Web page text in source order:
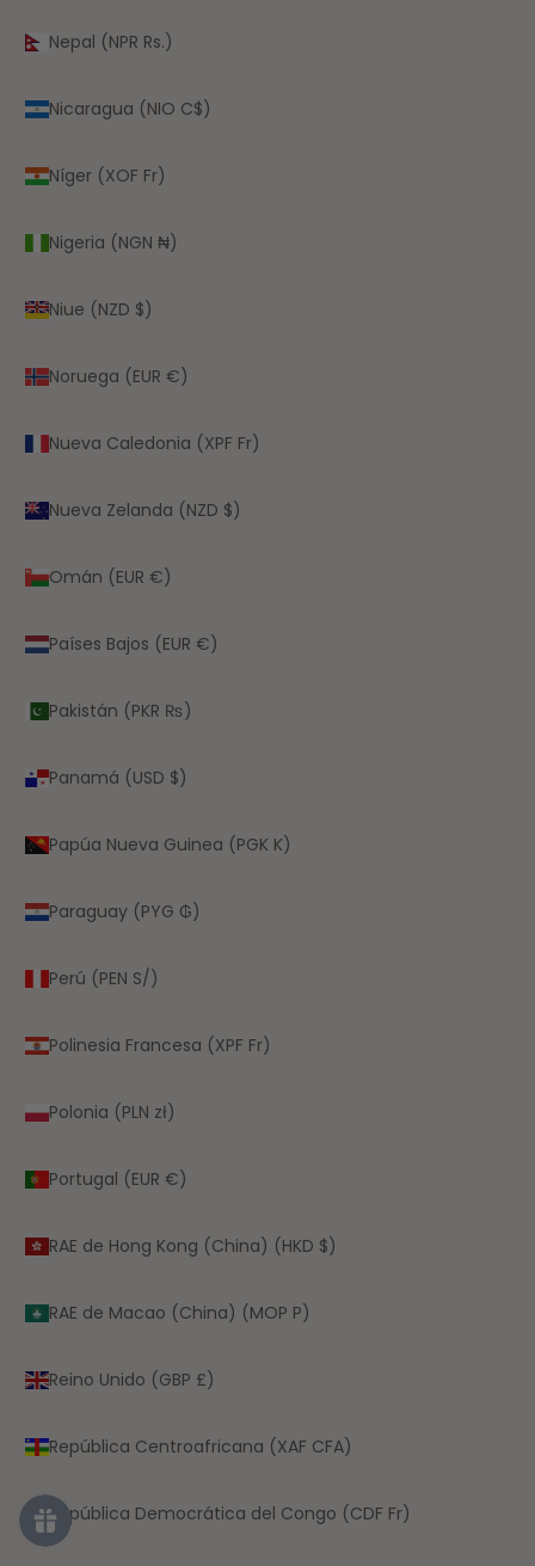
Nepal (NPR Rs.)
Nicaragua (NIO C$)
Níger (XOF Fr)
Nigeria (NGN ₦)
Niue (NZD $)
Noruega (EUR €)
Nueva Caledonia (XPF Fr)
Nueva Zelanda (NZD $)
Omán (EUR €)
Países Bajos (EUR €)
Pakistán (PKR ₨)
Panamá (USD $)
Papúa Nueva Guinea (PGK K)
Paraguay (PYG ₲)
Perú (PEN S/)
Polinesia Francesa (XPF Fr)
Polonia (PLN zł)
Portugal (EUR €)
RAE de Hong Kong (China) (HKD $)
RAE de Macao (China) (MOP P)
Reino Unido (GBP £)
República Centroafricana (XAF CFA)
República Democrática del Congo (CDF Fr)